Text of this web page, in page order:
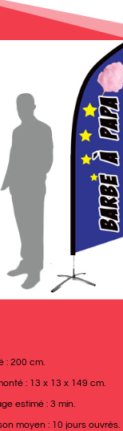
: 200 cm.
: 13 x 13 x 149 cm.
estimé : 3 min.
moyen : 10 jours ouvrés.